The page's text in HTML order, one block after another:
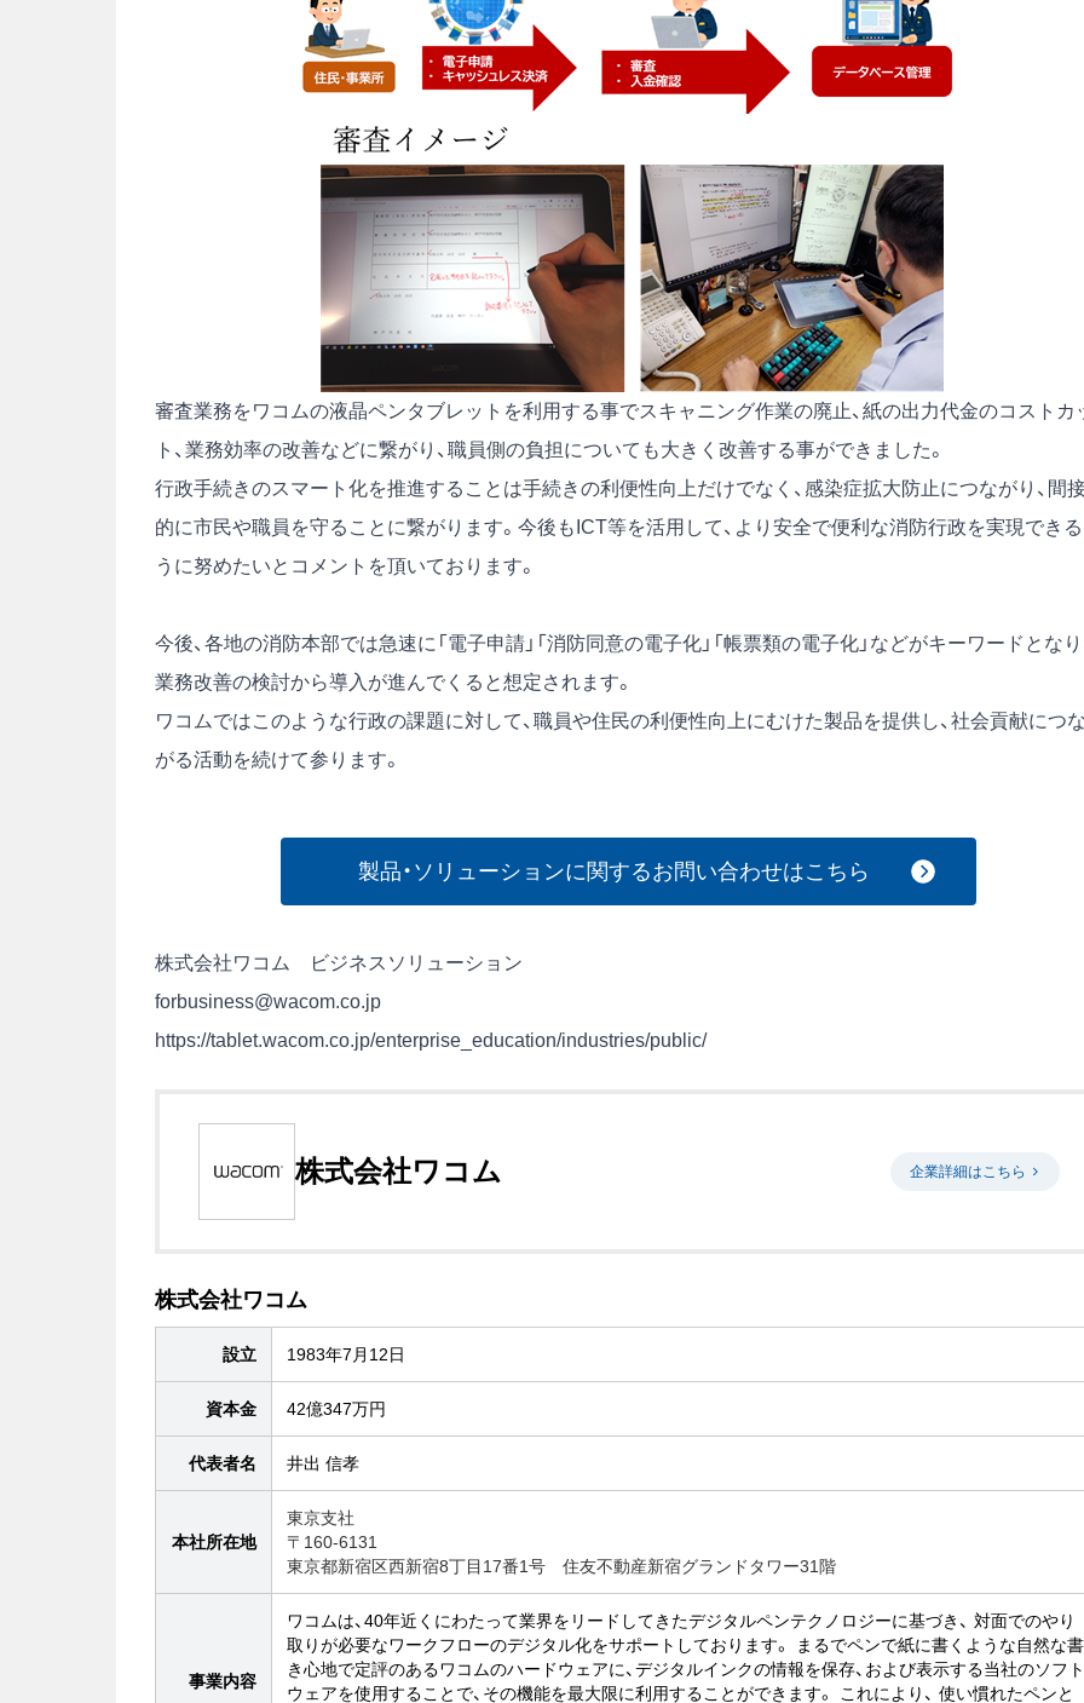
審査業務をワコムの液晶ペンタブレットを利用する事でスキャニング作業の廃止、紙の出力代金のコストカ
ト、業務効率の改善などに繋がり、職員側の負担についても大きく改善する事ができました。
行政手続きのスマート化を推進することは手続きの利便性向上だけでなく、感染症拡大防止につながり、間
的に市民や職員を守ることに繋がります。今後もICT等を活用して、より安全で便利な消防行政を実現でき
うに努めたいとコメントを頂いております。
今後、各地の消防本部では急速に「電子申請」「消防同意の電子化」「帳票類の電子化」などがキーワードとなり
業務改善の検討から導入が進んでくると想定されます。
ワコムではこのような行政の課題に対して、職員や住民の利便性向上にむけた製品を提供し、社会貢献につ
がる活動を続けて参ります。
製品・ソリューションに関するお問い合わせはこちら
株式会社ワコム ビジネスソリューション
forbusiness@wacom.co.jp
https://tablet.wacom.co.jp/enterprise_education/industries/public/
株式会社ワコム 企業詳細はこちら
株式会社ワコム
設立 1983年7月12日
資本金 42億347万円
代表者名 井出 信孝
本社所在地
東京支社
〒160-6131
東京都新宿区西新宿8丁目17番1号 住友不動産新宿グランドタワー31階
事業内容
ワコムは、40年近くにわたって業界をリードしてきたデジタルペンテクノロジーに基づき、 対面でのやり
取りが必要なワークフローのデジタル化をサポートしております。 まるでペンで紙に書くような自然な書
き心地で定評のあるワコムのハードウェアに、デジタルインクの情報を保存、および表示する当社のソフ
ウェアを使用することで、その機能を最大限に利用することができます。 これにより、 使い慣れたペンと